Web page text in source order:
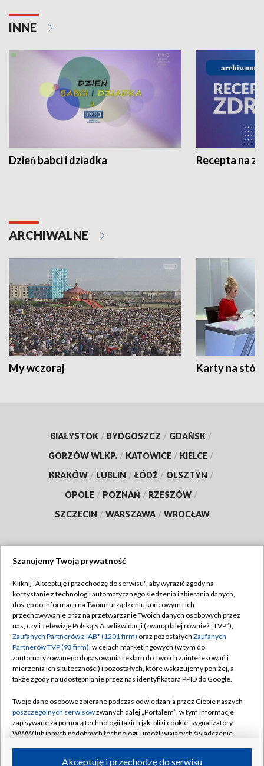
INNE
Dzień babci i dziadka Recepta na
ARCHIWALNE
My wczoraj Karty na
BIAŁYSTOK / BYDGOSZCZ / GDAŃSK /
GORZÓW WLKP. / KATOWICE / KIELCE /
KRAKÓW / LUBLIN / ŁÓDŹ / OLSZTYN /
OPOLE / POZNAŃ / RZESZÓW /
SZCZECIN / WARSZAWA / WROCŁAW
TVP
Abonament TVP
Emisja w TVP
Centrum informacji TVP
Naziemna Telewizja Cyfrowa
Rada Programowa
System NOS
Informacje o nadawcy
Regulamin TVP
Polityka prywatności
Moje zgody
Pomoc
Kontakt
Kanały
Szanujemy Twoją prywatność
Kliknij "Akceptuję i przechodzę do serwisu", aby wyrazić zgody na
korzystanie z technologii automatycznego śledzenia i zbierania danych,
dostęp do informacji na Twoim urządzeniu końcowym i ich
przechowywanie oraz na przetwarzanie Twoich danych osobowych przez
nas, czyli Telewizję Polską S.A. w likwidacji (zwaną dalej również „TVP”),
Zaufanych Partnerów z IAB* (1201 firm) oraz pozostałych Zaufanych
Partnerów TVP (93 firm), w celach marketingowych (w tym do
zautomatyzowanego dopasowania reklam do Twoich zainteresowań i
mierzenia ich skuteczności) i pozostałych, które wskazujemy poniżej, a
także zgody na udostępnianie przez nas identyfikatora PPID do Google.
Twoje dane osobowe zbierane podczas odwiedzania przez Ciebie naszych
poszczególnych serwisówzwanych dalej „Portalem”, w tym informacje
zapisywane za pomocą technologii takich jak: pliki cookie, sygnalizatory
WWW lub innych podobnych technologii umożliwiających świadczenie
Akceptuję i przechodzę do serwisu